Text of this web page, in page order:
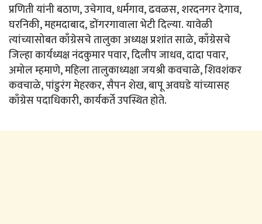
प्रणिती यांनी बठाण, उचेगाव, धर्मगाव, ढवळस, शरदनगर देगाव,
घरनिकी, महमदाबाद, डोंगरगावाला भेटी दिल्या. यावेळी
त्यांच्यासोबत काँग्रेसचे तालुका अध्यक्ष प्रशांत साळे, काँग्रेसचे
जिल्हा कार्यध्यक्ष नंदकुमार पवार, दिलीप जाधव, दादा पवार,
अमोल म्हमाणे, महिला तालुकाध्यक्षा जयश्री कवचाळे, शिवशंकर
कवचाळे, पांडुरंग मेहरकर, सैपन शेख, बापू अवघडे यांच्यासह
काँग्रेस पदाधिकारी, कार्यकर्ते उपस्थित होते.